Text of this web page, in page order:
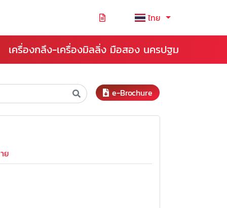
ไทย
เครื่องกลึง-เครื่องมิลลิ่ง มือสอง นครปฐม
e-Brochure
ย